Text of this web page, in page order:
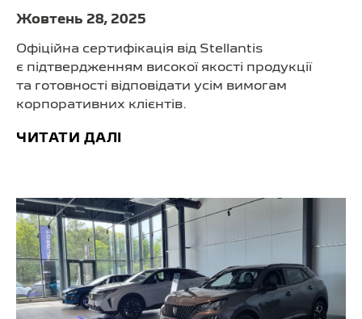
Жовтень 28, 2025
Офіційна сертифікація від Stellantis
є підтвердженням високої якості продукції
та готовності відповідати усім вимогам
корпоративних клієнтів.
ЧИТАТИ ДАЛІ